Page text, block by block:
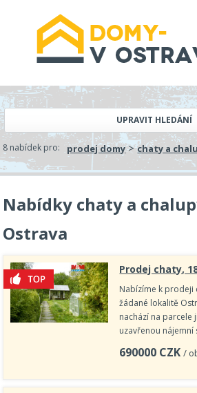
UPRAVIT HLEDÁNÍ
8 nabídek pro: prodej domy>chaty a
Nabídky chaty a
Ostrava
Prodej chaty,
Nabízíme k prodeji
žádané lokalitě
nachází na parcele
uzavřenou
690000 CZK /